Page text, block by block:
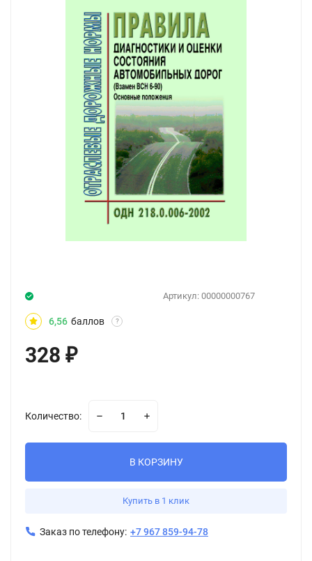
Артикул: 00000000767
6,56 баллов ?
328 ₽
Количество:
В КОРЗИНУ
Купить в 1 клик
Заказ по телефону: +7 967 859-94-78